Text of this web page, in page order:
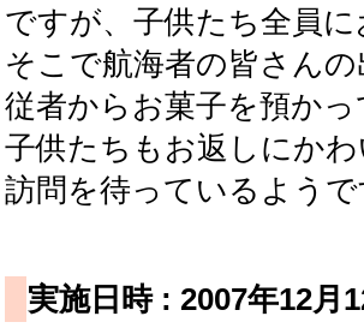
ですが、子供たち全員
そこで航海者の皆さん
従者からお菓子を預か
子供たちもお返しにか
訪問を待っているよう
実施日時 : 2007年12月